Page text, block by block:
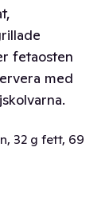
fetaosten
med
32 g fett, 69